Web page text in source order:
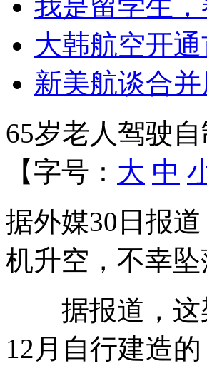
大韩航空开
新美航谈合
65岁老人驾驶
【字号： 大 中
据外媒30日报
机升空，不幸
据报道，这
12月自行建造